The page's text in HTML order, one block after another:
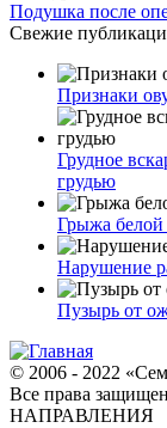
Подушка после
Свежие
Признаки
Грудное
грудью
Грыжа белой
Нарушение
Пузырь от
© 2006 - 2022
Все права
НАПРАВЛЕНИЯ